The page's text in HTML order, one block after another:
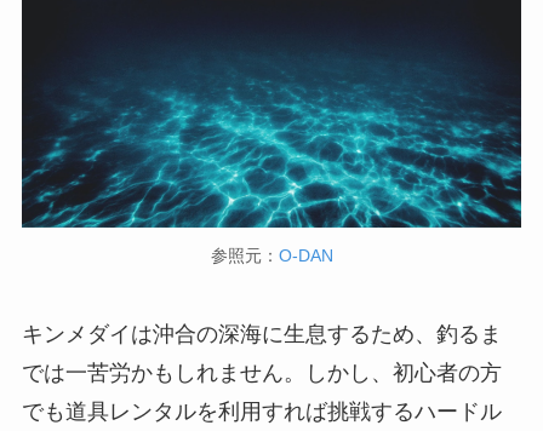
参照元： O-DAN
キンメダイは沖合の深海に生息するため、釣るま
では一苦労かもしれません。しかし、初心者の方
でも道具レンタルを利用すれば挑戦するハードル